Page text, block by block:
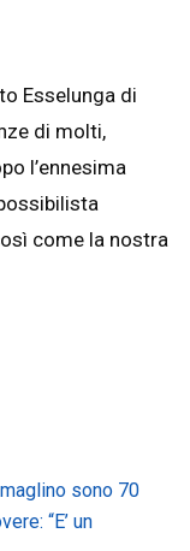
Esselunga di
di molti,
l’ennesima
come la nostra